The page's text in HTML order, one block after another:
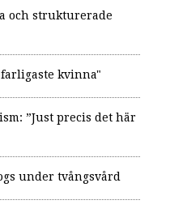
och strukturerade
kvinna"
”Just precis det här
under tvångsvård